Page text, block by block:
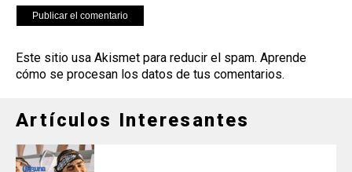
Este sitio usa Akismet para reducir el spam. Aprende
cómo se procesan los datos de tus comentarios.
Artículos Interesantes